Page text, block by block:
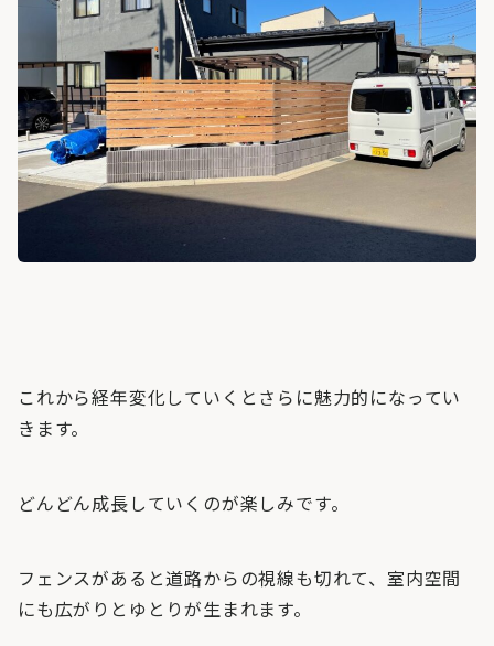
これから経年変化していくとさらに魅力的になってい
きます。
どんどん成長していくのが楽しみです。
フェンスがあると道路からの視線も切れて、室内空間
にも広がりとゆとりが生まれます。